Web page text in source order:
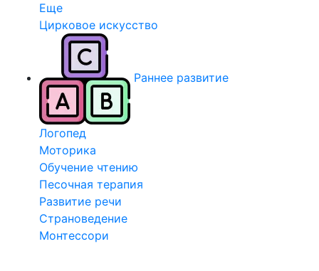
Еще
Цирковое искусство
Раннее развитие
Логопед
Моторика
Обучение чтению
Песочная терапия
Развитие речи
Страноведение
Монтессори